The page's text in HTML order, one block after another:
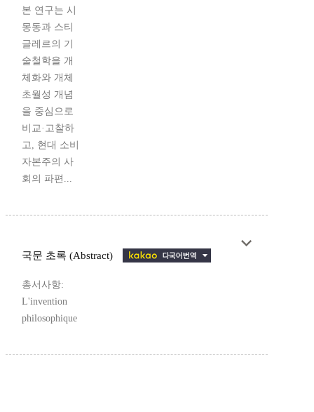
본 연구는 시
몽동과 스티
글레르의 기
술철학을 개
체화와 개체
초월성 개념
을 중심으로
비교·고찰하
고, 현대 소비
자본주의 사
회의 파편...
국문 초록 (Abstract)
총서사항:
L'invention
philosophique